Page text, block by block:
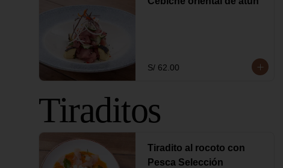
S/ 62.00
Tiraditos
Tiradito al rocoto con
Pesca Selección